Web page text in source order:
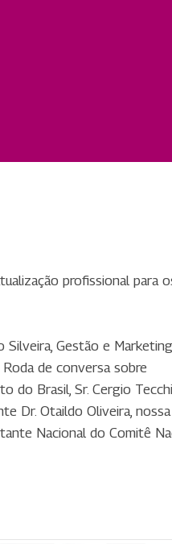
profissional para
Gestão e
de conversa sobre
do Brasil, Sr. Cergio
Dr. Otaildo Oliveira,
Nacional do Comitê